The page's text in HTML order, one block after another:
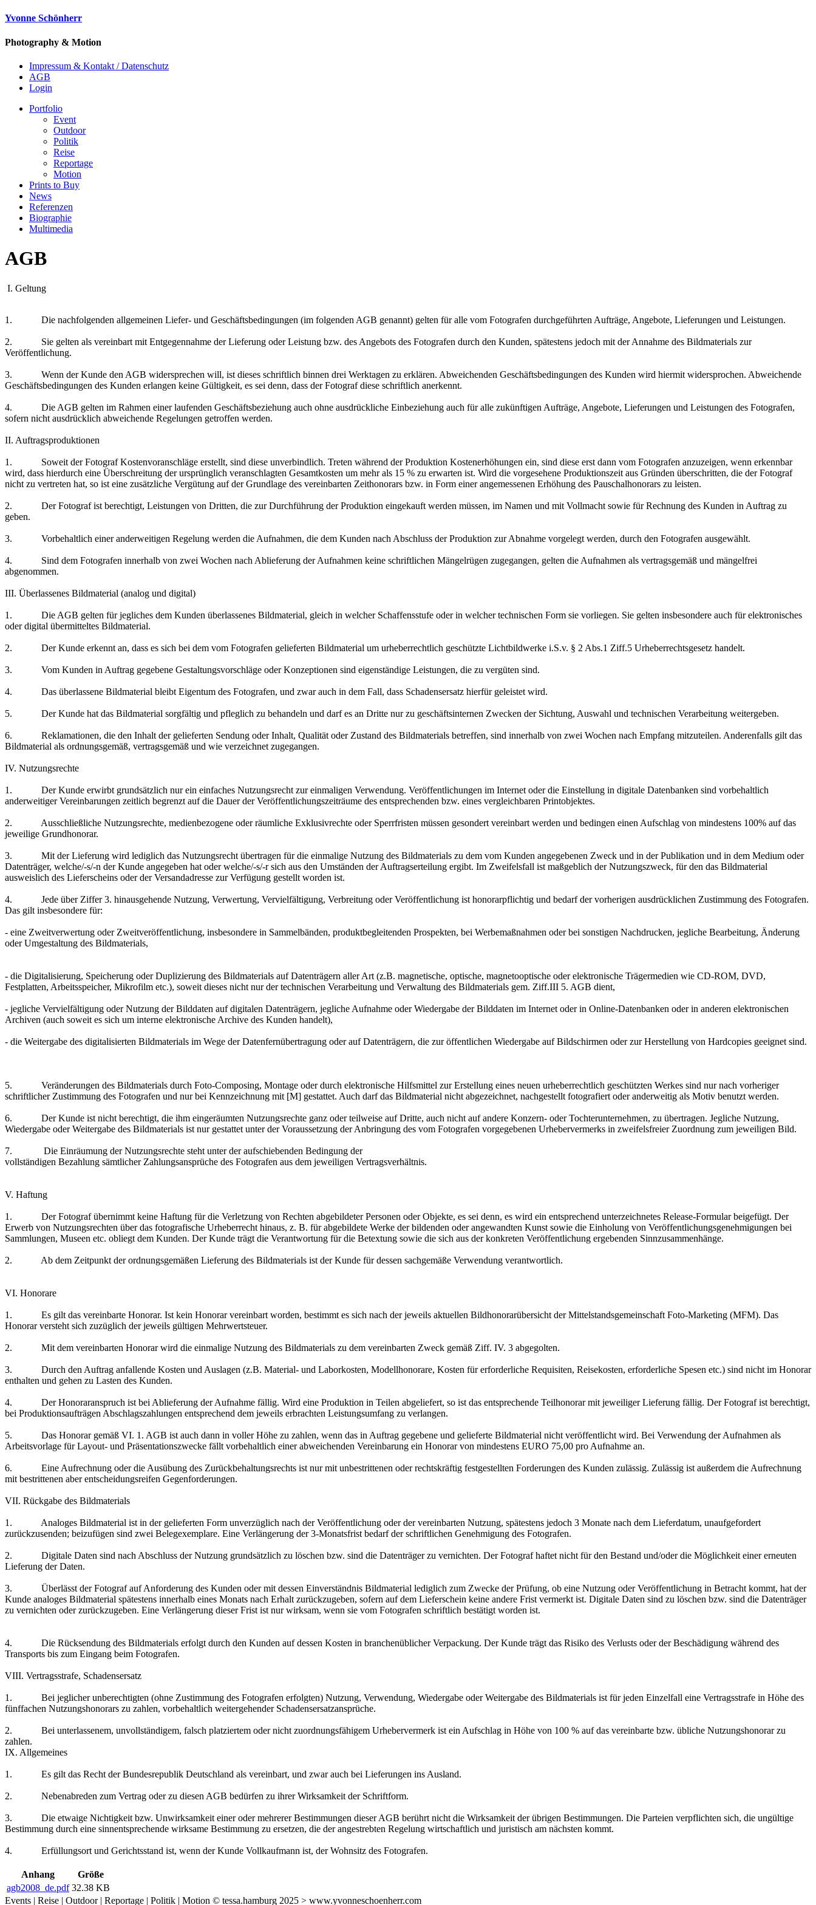
Yvonne Schönherr
Photography & Motion
Impressum & Kontakt / Datenschutz
AGB
Login
Portfolio
Event
Outdoor
Politik
Reise
Reportage
Motion
Prints to Buy
News
Referenzen
Biographie
Multimedia
AGB
I. Geltung
1. Die nachfolgenden allgemeinen Liefer- und Geschäftsbedingungen (im folgenden AGB genannt) gelten für alle vom Fotografen durchgeführten Aufträge, Angebote, Lieferungen und Leistungen.
2. Sie gelten als vereinbart mit Entgegennahme der Lieferung oder Leistung bzw. des Angebots des Fotografen durch den Kunden, spätestens jedoch mit der Annahme des Bildmaterials zur
Veröffentlichung.
3. Wenn der Kunde den AGB widersprechen will, ist dieses schriftlich binnen drei Werktagen zu erklären. Abweichenden Geschäftsbedingungen des Kunden wird hiermit widersprochen. Abweichende
Geschäftsbedingungen des Kunden erlangen keine Gültigkeit, es sei denn, dass der Fotograf diese schriftlich anerkennt.
4. Die AGB gelten im Rahmen einer laufenden Geschäftsbeziehung auch ohne ausdrückliche Einbeziehung auch für alle zukünftigen Aufträge, Angebote, Lieferungen und Leistungen des Fotografen,
sofern nicht ausdrücklich abweichende Regelungen getroffen werden.
II. Auftragsproduktionen
1. Soweit der Fotograf Kostenvoranschläge erstellt, sind diese unverbindlich. Treten während der Produktion Kostenerhöhungen ein, sind diese erst dann vom Fotografen anzuzeigen, wenn erkennbar
wird, dass hierdurch eine Überschreitung der ursprünglich veranschlagten Gesamtkosten um mehr als 15 % zu erwarten ist. Wird die vorgesehene Produktionszeit aus Gründen überschritten, die der Fotograf
nicht zu vertreten hat, so ist eine zusätzliche Vergütung auf der Grundlage des vereinbarten Zeithonorars bzw. in Form einer angemessenen Erhöhung des Pauschalhonorars zu leisten.
2. Der Fotograf ist berechtigt, Leistungen von Dritten, die zur Durchführung der Produktion eingekauft werden müssen, im Namen und mit Vollmacht sowie für Rechnung des Kunden in Auftrag zu
geben.
3. Vorbehaltlich einer anderweitigen Regelung werden die Aufnahmen, die dem Kunden nach Abschluss der Produktion zur Abnahme vorgelegt werden, durch den Fotografen ausgewählt.
4. Sind dem Fotografen innerhalb von zwei Wochen nach Ablieferung der Aufnahmen keine schriftlichen Mängelrügen zugegangen, gelten die Aufnahmen als vertragsgemäß und mängelfrei
abgenommen.
III. Überlassenes Bildmaterial (analog und digital)
1. Die AGB gelten für jegliches dem Kunden überlassenes Bildmaterial, gleich in welcher Schaffensstufe oder in welcher technischen Form sie vorliegen. Sie gelten insbesondere auch für elektronisches
oder digital übermitteltes Bildmaterial.
2. Der Kunde erkennt an, dass es sich bei dem vom Fotografen gelieferten Bildmaterial um urheberrechtlich geschützte Lichtbildwerke i.S.v. § 2 Abs.1 Ziff.5 Urheberrechtsgesetz handelt.
3. Vom Kunden in Auftrag gegebene Gestaltungsvorschläge oder Konzeptionen sind eigenständige Leistungen, die zu vergüten sind.
4. Das überlassene Bildmaterial bleibt Eigentum des Fotografen, und zwar auch in dem Fall, dass Schadensersatz hierfür geleistet wird.
5. Der Kunde hat das Bildmaterial sorgfältig und pfleglich zu behandeln und darf es an Dritte nur zu geschäftsinternen Zwecken der Sichtung, Auswahl und technischen Verarbeitung weitergeben.
6. Reklamationen, die den Inhalt der gelieferten Sendung oder Inhalt, Qualität oder Zustand des Bildmaterials betreffen, sind innerhalb von zwei Wochen nach Empfang mitzuteilen. Anderenfalls gilt das
Bildmaterial als ordnungsgemäß, vertragsgemäß und wie verzeichnet zugegangen.
IV. Nutzungsrechte
1. Der Kunde erwirbt grundsätzlich nur ein einfaches Nutzungsrecht zur einmaligen Verwendung. Veröffentlichungen im Internet oder die Einstellung in digitale Datenbanken sind vorbehaltlich
anderweitiger Vereinbarungen zeitlich begrenzt auf die Dauer der Veröffentlichungszeiträume des entsprechenden bzw. eines vergleichbaren Printobjektes.
2. Ausschließliche Nutzungsrechte, medienbezogene oder räumliche Exklusivrechte oder Sperrfristen müssen gesondert vereinbart werden und bedingen einen Aufschlag von mindestens 100% auf das
jeweilige Grundhonorar.
3. Mit der Lieferung wird lediglich das Nutzungsrecht übertragen für die einmalige Nutzung des Bildmaterials zu dem vom Kunden angegebenen Zweck und in der Publikation und in dem Medium oder
Datenträger, welche/-s/-n der Kunde angegeben hat oder welche/-s/-r sich aus den Umständen der Auftragserteilung ergibt. Im Zweifelsfall ist maßgeblich der Nutzungszweck, für den das Bildmaterial
ausweislich des Lieferscheins oder der Versandadresse zur Verfügung gestellt worden ist.
4. Jede über Ziffer 3. hinausgehende Nutzung, Verwertung, Vervielfältigung, Verbreitung oder Veröffentlichung ist honorarpflichtig und bedarf der vorherigen ausdrücklichen Zustimmung des Fotografen.
Das gilt insbesondere für:
- eine Zweitverwertung oder Zweitveröffentlichung, insbesondere in Sammelbänden, produktbegleitenden Prospekten, bei Werbemaßnahmen oder bei sonstigen Nachdrucken, jegliche Bearbeitung, Änderung
oder Umgestaltung des Bildmaterials,
- die Digitalisierung, Speicherung oder Duplizierung des Bildmaterials auf Datenträgern aller Art (z.B. magnetische, optische, magnetooptische oder elektronische Trägermedien wie CD-ROM, DVD,
Festplatten, Arbeitsspeicher, Mikrofilm etc.), soweit dieses nicht nur der technischen Verarbeitung und Verwaltung des Bildmaterials gem. Ziff.III 5. AGB dient,
- jegliche Vervielfältigung oder Nutzung der Bilddaten auf digitalen Datenträgern, jegliche Aufnahme oder Wiedergabe der Bilddaten im Internet oder in Online-Datenbanken oder in anderen elektronischen
Archiven (auch soweit es sich um interne elektronische Archive des Kunden handelt),
- die Weitergabe des digitalisierten Bildmaterials im Wege der Datenfernübertragung oder auf Datenträgern, die zur öffentlichen Wiedergabe auf Bildschirmen oder zur Herstellung von Hardcopies geeignet sind.
5. Veränderungen des Bildmaterials durch Foto-Composing, Montage oder durch elektronische Hilfsmittel zur Erstellung eines neuen urheberrechtlich geschützten Werkes sind nur nach vorheriger
schriftlicher Zustimmung des Fotografen und nur bei Kennzeichnung mit [M] gestattet. Auch darf das Bildmaterial nicht abgezeichnet, nachgestellt fotografiert oder anderweitig als Motiv benutzt werden.
6. Der Kunde ist nicht berechtigt, die ihm eingeräumten Nutzungsrechte ganz oder teilweise auf Dritte, auch nicht auf andere Konzern- oder Tochterunternehmen, zu übertragen. Jegliche Nutzung,
Wiedergabe oder Weitergabe des Bildmaterials ist nur gestattet unter der Voraussetzung der Anbringung des vom Fotografen vorgegebenen Urhebervermerks in zweifelsfreier Zuordnung zum jeweiligen Bild.
7. Die Einräumung der Nutzungsrechte steht unter der aufschiebenden Bedingung der
vollständigen Bezahlung sämtlicher Zahlungsansprüche des Fotografen aus dem jeweiligen Vertragsverhältnis.
V. Haftung
1. Der Fotograf übernimmt keine Haftung für die Verletzung von Rechten abgebildeter Personen oder Objekte, es sei denn, es wird ein entsprechend unterzeichnetes Release-Formular beigefügt. Der
Erwerb von Nutzungsrechten über das fotografische Urheberrecht hinaus, z. B. für abgebildete Werke der bildenden oder angewandten Kunst sowie die Einholung von Veröffentlichungsgenehmigungen bei
Sammlungen, Museen etc. obliegt dem Kunden. Der Kunde trägt die Verantwortung für die Betextung sowie die sich aus der konkreten Veröffentlichung ergebenden Sinnzusammenhänge.
2. Ab dem Zeitpunkt der ordnungsgemäßen Lieferung des Bildmaterials ist der Kunde für dessen sachgemäße Verwendung verantwortlich.
VI. Honorare
1. Es gilt das vereinbarte Honorar. Ist kein Honorar vereinbart worden, bestimmt es sich nach der jeweils aktuellen Bildhonorarübersicht der Mittelstandsgemeinschaft Foto-Marketing (MFM). Das
Honorar versteht sich zuzüglich der jeweils gültigen Mehrwertsteuer.
2. Mit dem vereinbarten Honorar wird die einmalige Nutzung des Bildmaterials zu dem vereinbarten Zweck gemäß Ziff. IV. 3 abgegolten.
3. Durch den Auftrag anfallende Kosten und Auslagen (z.B. Material- und Laborkosten, Modellhonorare, Kosten für erforderliche Requisiten, Reisekosten, erforderliche Spesen etc.) sind nicht im Honorar
enthalten und gehen zu Lasten des Kunden.
4. Der Honoraranspruch ist bei Ablieferung der Aufnahme fällig. Wird eine Produktion in Teilen abgeliefert, so ist das entsprechende Teilhonorar mit jeweiliger Lieferung fällig. Der Fotograf ist berechtigt,
bei Produktionsaufträgen Abschlagszahlungen entsprechend dem jeweils erbrachten Leistungsumfang zu verlangen.
5. Das Honorar gemäß VI. 1. AGB ist auch dann in voller Höhe zu zahlen, wenn das in Auftrag gegebene und gelieferte Bildmaterial nicht veröffentlicht wird. Bei Verwendung der Aufnahmen als
Arbeitsvorlage für Layout- und Präsentationszwecke fällt vorbehaltlich einer abweichenden Vereinbarung ein Honorar von mindestens EURO 75,00 pro Aufnahme an.
6. Eine Aufrechnung oder die Ausübung des Zurückbehaltungsrechts ist nur mit unbestrittenen oder rechtskräftig festgestellten Forderungen des Kunden zulässig. Zulässig ist außerdem die Aufrechnung
mit bestrittenen aber entscheidungsreifen Gegenforderungen.
VII. Rückgabe des Bildmaterials
1. Analoges Bildmaterial ist in der gelieferten Form unverzüglich nach der Veröffentlichung oder der vereinbarten Nutzung, spätestens jedoch 3 Monate nach dem Lieferdatum, unaufgefordert
zurückzusenden; beizufügen sind zwei Belegexemplare. Eine Verlängerung der 3-Monatsfrist bedarf der schriftlichen Genehmigung des Fotografen.
2. Digitale Daten sind nach Abschluss der Nutzung grundsätzlich zu löschen bzw. sind die Datenträger zu vernichten. Der Fotograf haftet nicht für den Bestand und/oder die Möglichkeit einer erneuten
Lieferung der Daten.
3. Überlässt der Fotograf auf Anforderung des Kunden oder mit dessen Einverständnis Bildmaterial lediglich zum Zwecke der Prüfung, ob eine Nutzung oder Veröffentlichung in Betracht kommt, hat der
Kunde analoges Bildmaterial spätestens innerhalb eines Monats nach Erhalt zurückzugeben, sofern auf dem Lieferschein keine andere Frist vermerkt ist. Digitale Daten sind zu löschen bzw. sind die Datenträger
zu vernichten oder zurückzugeben. Eine Verlängerung dieser Frist ist nur wirksam, wenn sie vom Fotografen schriftlich bestätigt worden ist.
4. Die Rücksendung des Bildmaterials erfolgt durch den Kunden auf dessen Kosten in branchenüblicher Verpackung. Der Kunde trägt das Risiko des Verlusts oder der Beschädigung während des
Transports bis zum Eingang beim Fotografen.
VIII. Vertragsstrafe, Schadensersatz
1. Bei jeglicher unberechtigten (ohne Zustimmung des Fotografen erfolgten) Nutzung, Verwendung, Wiedergabe oder Weitergabe des Bildmaterials ist für jeden Einzelfall eine Vertragsstrafe in Höhe des
fünffachen Nutzungshonorars zu zahlen, vorbehaltlich weitergehender Schadensersatzansprüche.
2. Bei unterlassenem, unvollständigem, falsch platziertem oder nicht zuordnungsfähigem Urhebervermerk ist ein Aufschlag in Höhe von 100 % auf das vereinbarte bzw. übliche Nutzungshonorar zu
zahlen.
IX. Allgemeines
1. Es gilt das Recht der Bundesrepublik Deutschland als vereinbart, und zwar auch bei Lieferungen ins Ausland.
2. Nebenabreden zum Vertrag oder zu diesen AGB bedürfen zu ihrer Wirksamkeit der Schriftform.
3. Die etwaige Nichtigkeit bzw. Unwirksamkeit einer oder mehrerer Bestimmungen dieser AGB berührt nicht die Wirksamkeit der übrigen Bestimmungen. Die Parteien verpflichten sich, die ungültige
Bestimmung durch eine sinnentsprechende wirksame Bestimmung zu ersetzen, die der angestrebten Regelung wirtschaftlich und juristisch am nächsten kommt.
4. Erfüllungsort und Gerichtsstand ist, wenn der Kunde Vollkaufmann ist, der Wohnsitz des Fotografen.
Anhang
Größe
agb2008_de.pdf 32.38 KB
Events | Reise | Outdoor | Reportage | Politik | Motion © tessa.hamburg 2025 > www.yvonneschoenherr.com